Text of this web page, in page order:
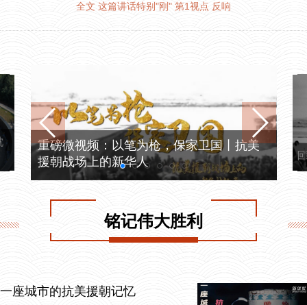
全文 这篇讲话特别"刚" 第1视点 反响
重磅微视频：以笔为枪，保家卫国丨抗美
援朝战场上的新华人
铭记伟大胜利
一座城市的抗美援朝记忆